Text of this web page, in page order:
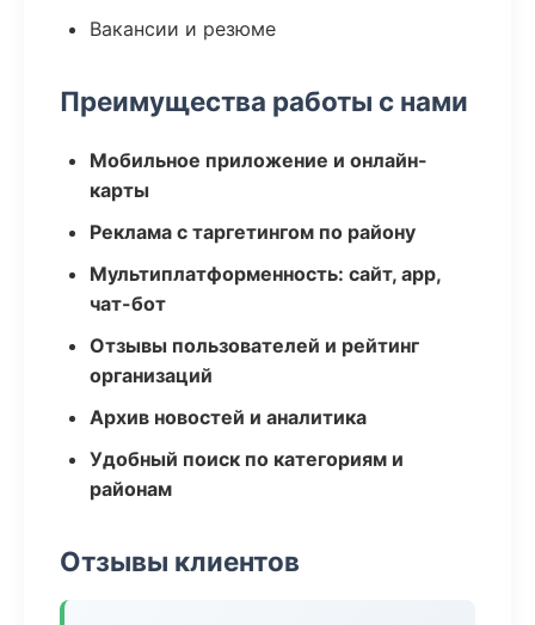
Вакансии и резюме
Преимущества работы с нами
Мобильное приложение и онлайн-
карты
Реклама с таргетингом по району
Мультиплатформенность: сайт, app,
чат-бот
Отзывы пользователей и рейтинг
организаций
Архив новостей и аналитика
Удобный поиск по категориям и
районам
Отзывы клиентов